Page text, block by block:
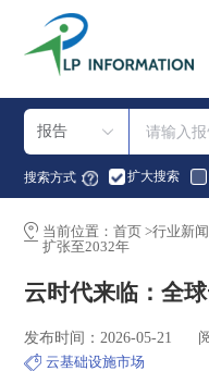
报告
搜索方式： 扩大搜索
当前位置：首页>行业新闻
扩张至2032年
云时代来临：全
发布时间：2026-05-21
云基础设施市场